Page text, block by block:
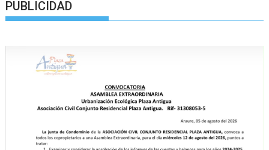
PUBLICIDAD